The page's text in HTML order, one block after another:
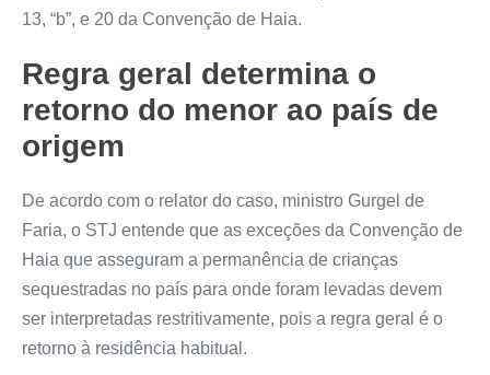
13, “b”, e 20 da Convenção de Haia.
Regra geral determina o
retorno do menor ao país de
origem
De acordo com o relator do caso, ministro Gurgel de
Faria, o STJ entende que as exceções da Convenção de
Haia que asseguram a permanência de crianças
sequestradas no país para onde foram levadas devem
ser interpretadas restritivamente, pois a regra geral é o
retorno à residência habitual.